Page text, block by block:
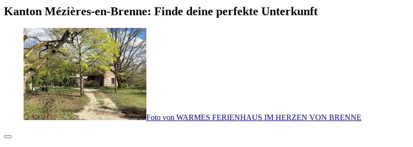
Kanton Mézières-en-Brenne: Finde deine perfekte Unterkunft
Foto von WARMES FERIENHAUS IM HERZEN VON BRENNE